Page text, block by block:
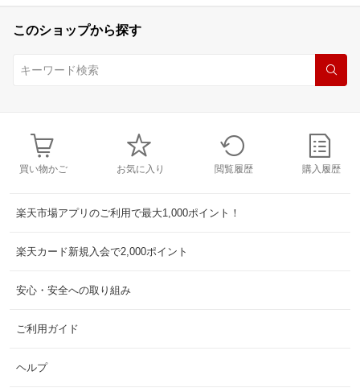
このショップから探す
買い物かご お気に入り 閲覧履歴 購入履歴
楽天市場アプリのご利用で最大1,000ポイント！
楽天カード新規入会で2,000ポイント
安心・安全への取り組み
ご利用ガイド
ヘルプ